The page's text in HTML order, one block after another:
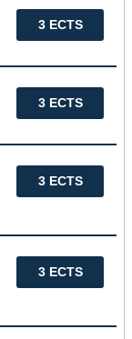
3 ECTS
3 ECTS
3 ECTS
3 ECTS